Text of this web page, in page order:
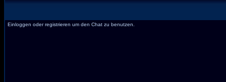
Einloggen oder registrieren um den Chat zu benutzen.